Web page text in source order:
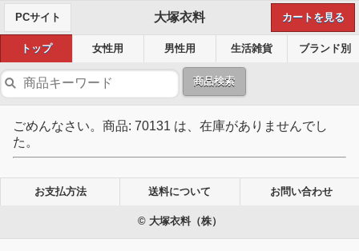
PCサイト 大塚衣料 カートを見る
トップ 女性用 男性用 生活雑貨 ブランド別
商品検索
ごめんなさい。商品: 70131 は、在庫がありませんでし
た。
お支払方法 送料について お問い合わせ
© 大塚衣料（株）